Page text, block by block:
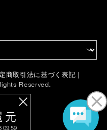
元
09:59
商取引法に基づく表記 |
Reserved.